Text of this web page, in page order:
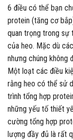
6 điều có thể bạn
protein (tăng cơ
quan trọng trong sự
của heo. Mặc dù
nhưng chúng không
Một loạt các điều
rằng heo có thể sử
trình tổng hợp
những yếu tố thiết
cường tổng hợp
lượng đầy đủ là rất